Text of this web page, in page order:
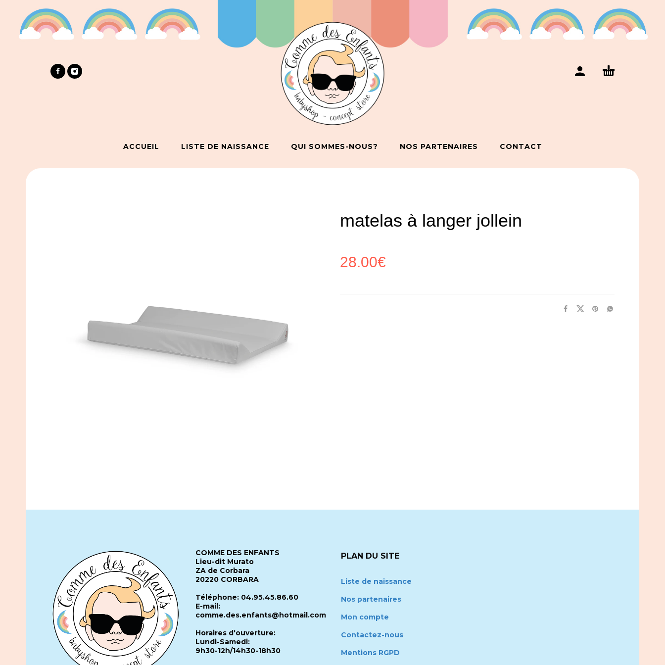
ACCUEIL LISTE DE NAISSANCE QUI SOMMES-NOUS? NOS PARTENAIRES CONTACT
matelas à langer jollein
28.00€
COMME DES ENFANTS
Lieu-dit Murato
ZA de Corbara
20220 CORBARA
Téléphone: 04.95.45.86.60
E-mail:
comme.des.enfants@hotmail.com
Horaires d'ouverture:
Lundi-Samedi:
9h30-12h/14h30-18h30
PLAN DU SITE
Liste de naissance
Nos partenaires
Mon compte
Contactez-nous
Mentions RGPD